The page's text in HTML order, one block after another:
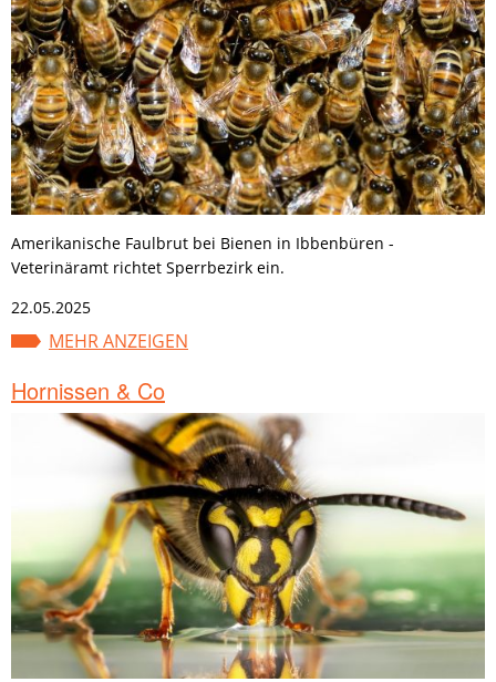
Amerikanische Faulbrut bei Bienen in Ibbenbüren -
Veterinäramt richtet Sperrbezirk ein.
22.05.2025
MEHR ANZEIGEN
Hornissen & Co